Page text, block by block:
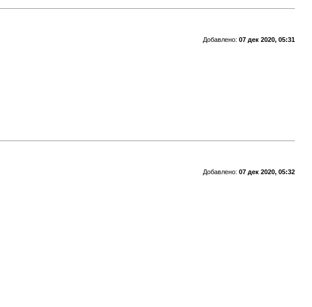
Добавлено: 07 дек 2020, 05:31
Добавлено: 07 дек 2020, 05:32